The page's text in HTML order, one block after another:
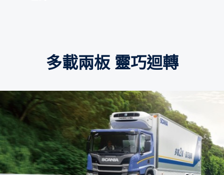
多載兩板 靈巧迴轉